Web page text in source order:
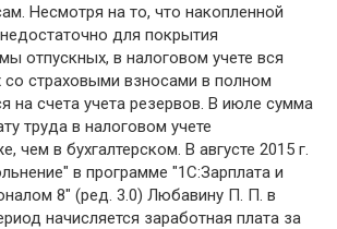
Несмотря на то, что накопленной
для покрытия
отпускных, в налоговом учете вся
со страховыми взносами в полном
на счета учета резервов. В июле сумма
труда в налоговом учете
чем в бухгалтерском. В августе 2015 г.
в программе "1С:Зарплата и
8" (ред. 3.0) Любавину П. П. в
начисляется заработная плата за